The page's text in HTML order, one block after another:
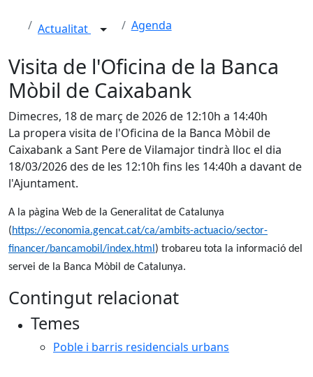
Actualitat Agenda
Visita de l'Oficina de la Banca
Mòbil de Caixabank
Dimecres, 18 de març de 2026 de 12:10h a 14:40h
La propera visita de l'Oficina de la Banca Mòbil de
Caixabank a Sant Pere de Vilamajor tindrà lloc el dia
18/03/2026 des de les 12:10h fins les 14:40h a davant de
l'Ajuntament.
A la pàgina Web de la Generalitat de Catalunya
(https://economia.gencat.cat/ca/ambits-actuacio/sector-
financer/bancamobil/index.html ) trobareu tota la informació del
servei de la Banca Mòbil de Catalunya.
Contingut relacionat
Temes
Poble i barris residencials urbans